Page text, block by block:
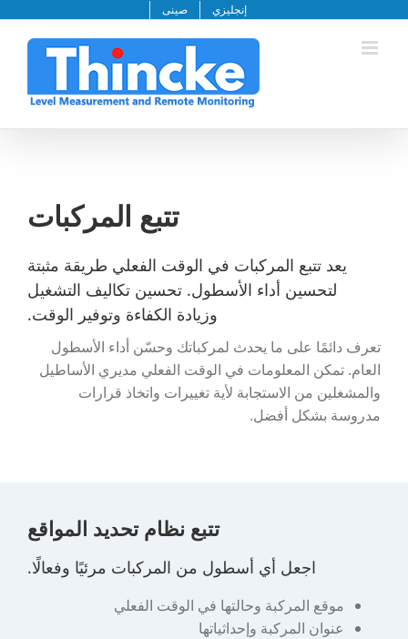
المحتوى
إنجليزي صينى
تتبع المركبات
يعد تتبع المركبات في الوقت الفعلي طريقة مثبتة
لتحسين أداء الأسطول. تحسين تكاليف التشغيل
وزيادة الكفاءة وتوفير الوقت.
تعرف دائمًا على ما يحدث لمركباتك وحسّن أداء الأسطول
العام. تمكن المعلومات في الوقت الفعلي مديري الأساطيل
والمشغلين من الاستجابة لأية تغييرات واتخاذ قرارات
مدروسة بشكل أفضل.
تتبع نظام تحديد المواقع
اجعل أي أسطول من المركبات مرئيًا وفعالًا.
موقع المركبة وحالتها في الوقت الفعلي
عنوان المركبة وإحداثياتها